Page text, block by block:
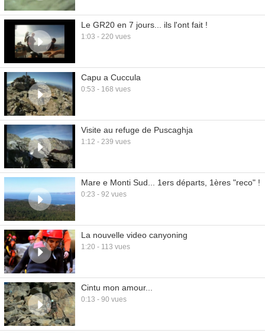
Le GR20 en 7 jours... ils l'ont fait !
1:03 - 220 vues
Capu a Cuccula
0:53 - 168 vues
Visite au refuge de Puscaghja
1:12 - 239 vues
Mare e Monti Sud... 1ers départs, 1ères "reco" !
0:23 - 92 vues
La nouvelle video canyoning
1:20 - 113 vues
Cintu mon amour...
0:13 - 90 vues